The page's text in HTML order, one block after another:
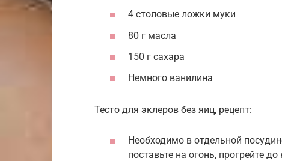
4 столовые ложки муки
80 г масла
150 г сахара
Немного ванилина
Тесто для эклеров без яиц, рецепт:
Необходимо в отдельной
поставьте на огонь, прогрейте до